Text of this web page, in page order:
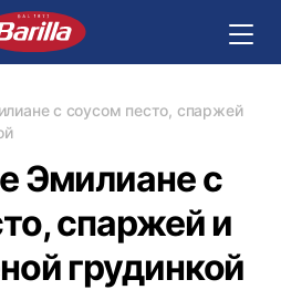
с соусом песто, спаржей
Эмилиане с
спаржей и
грудинкой